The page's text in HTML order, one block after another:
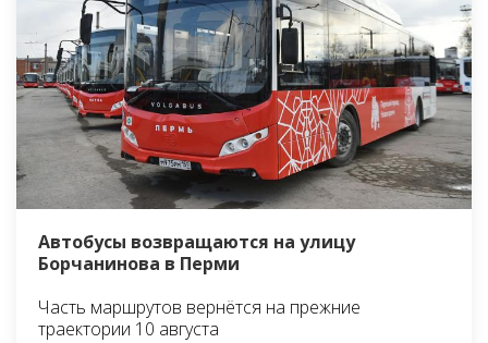
Автобусы возвращаются на улицу
Борчанинова в Перми
Часть маршрутов вернётся на прежние
траектории 10 августа